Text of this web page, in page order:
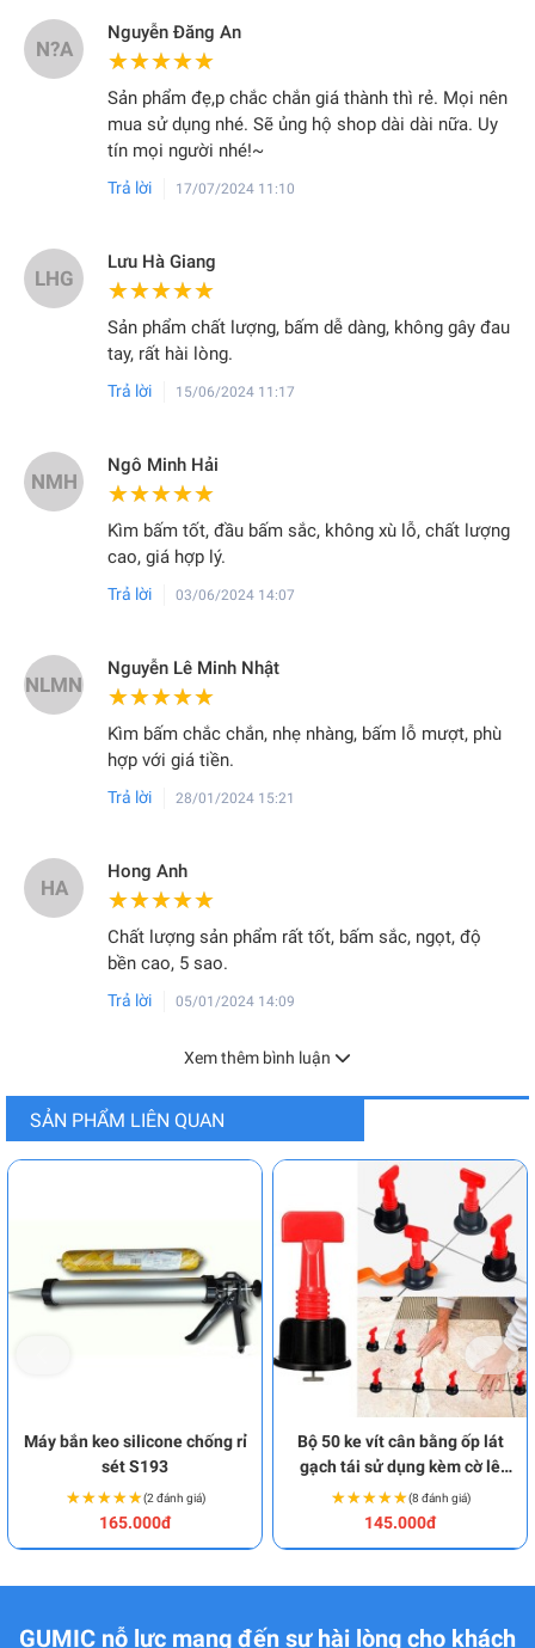
N?A
Nguyễn Đăng An
★★★★★
★★★★★
Sản phẩm đẹ,p chắc chắn giá thành thì rẻ. Mọi nên
mua sử dụng nhé. Sẽ ủng hộ shop dài dài nữa. Uy
tín mọi người nhé!~
Trả lời 17/07/2024 11:10
LHG
Lưu Hà Giang
★★★★★
★★★★★
Sản phẩm chất lượng, bấm dễ dàng, không gây đau
tay, rất hài lòng.
Trả lời 15/06/2024 11:17
NMH
Ngô Minh Hải
★★★★★
★★★★★
Kìm bấm tốt, đầu bấm sắc, không xù lỗ, chất lượng
cao, giá hợp lý.
Trả lời 03/06/2024 14:07
NLMN
Nguyễn Lê Minh Nhật
★★★★★
★★★★★
Kìm bấm chắc chắn, nhẹ nhàng, bấm lỗ mượt, phù
hợp với giá tiền.
Trả lời 28/01/2024 15:21
HA
Hong Anh
★★★★★
★★★★★
Chất lượng sản phẩm rất tốt, bấm sắc, ngọt, độ
bền cao, 5 sao.
Trả lời 05/01/2024 14:09
Xem thêm bình luận
SẢN PHẨM LIÊN QUAN
Máy bắn keo silicone chống rỉ
sét S193
★★★★★
★★★★★(2 đánh giá)
165.000đ
Bộ 50 ke vít cân bằng ốp lát
gạch tái sử dụng kèm cờ lê
S178
★★★★★
★★★★★(8 đánh giá)
145.000đ
GUMIC nỗ lực mang đến sự hài lòng cho khách